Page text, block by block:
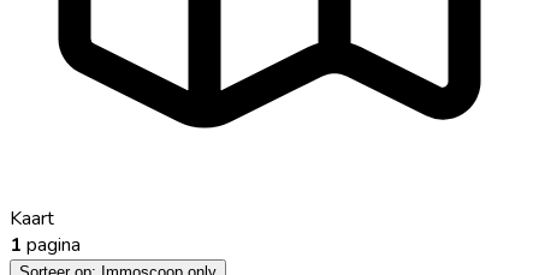
Kaart
1 pagina